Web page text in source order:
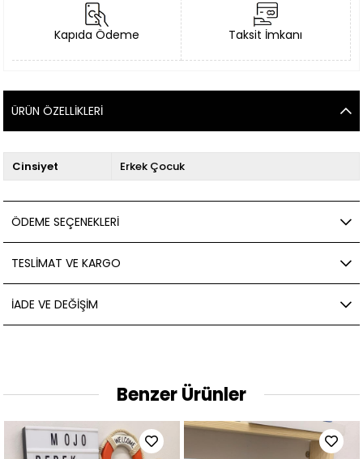
Kapıda Ödeme Taksit İmkanı
ÜRÜN ÖZELLIKLERI
Cinsiyet Erkek Çocuk
ÖDEME SEÇENEKLERI
TESLIMAT VE KARGO
İADE VE DEĞIŞIM
Benzer Ürünler